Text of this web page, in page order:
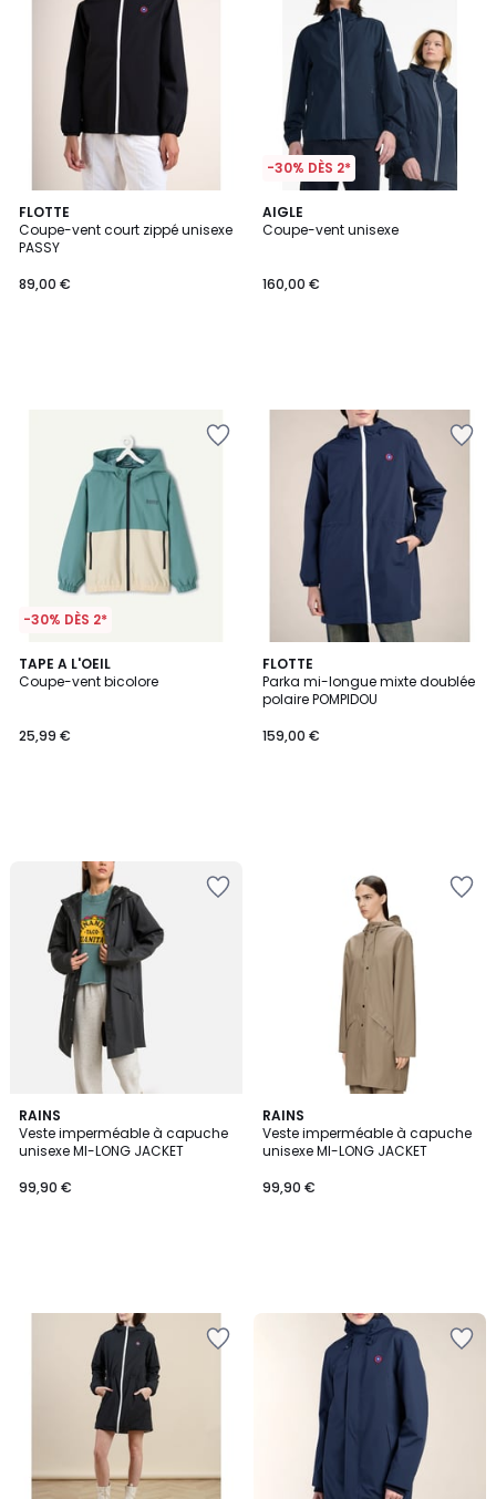
FLOTTE
Coupe-vent court zippé unisexe
PASSY
89,00 €
-30% DÈS 2*
AIGLE
Coupe-vent unisexe
160,00 €
-30% DÈS 2*
TAPE A L'OEIL
Coupe-vent bicolore
25,99 €
FLOTTE
Parka mi-longue mixte doublée
polaire POMPIDOU
159,00 €
RAINS
Veste imperméable à capuche
unisexe MI-LONG JACKET
99,90 €
RAINS
Veste imperméable à capuche
unisexe MI-LONG JACKET
99,90 €